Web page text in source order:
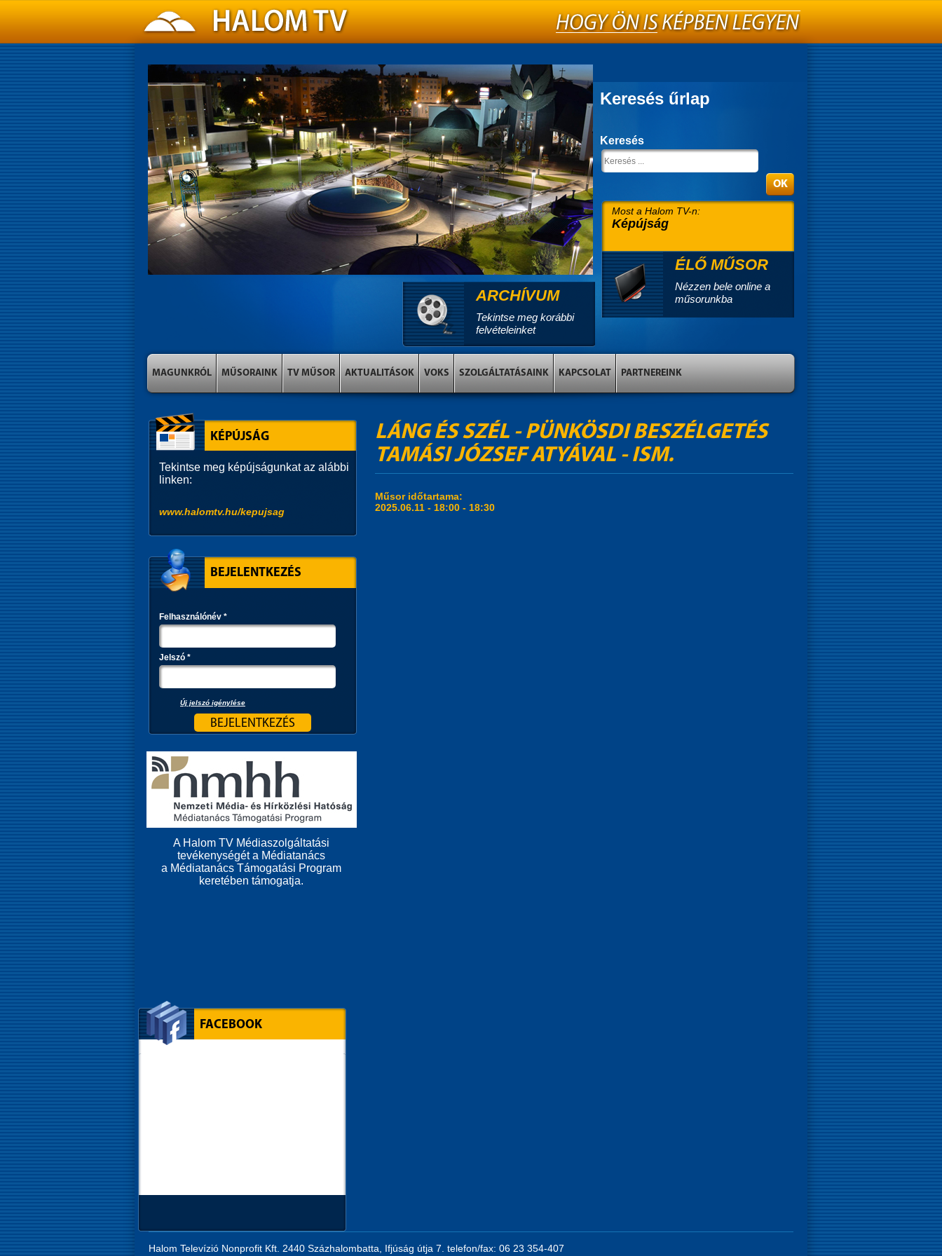
Keresés űrlap
Keresés
Most a Halom TV-n:
Képújság
ÉLŐ MŰSOR
Nézzen bele online a
műsorunkba
ARCHÍVUM
Tekintse meg korábbi
felvételeinket
MAGUNKRÓL MŰSORAINK TV MŰSOR AKTUALITÁSOK VOKS SZOLGÁLTATÁSAINK KAPCSOLAT PARTNEREINK
LÁNG ÉS SZÉL - PÜNKÖSDI BESZÉLGETÉS
TAMÁSI JÓZSEF ATYÁVAL - ISM.
Műsor időtartama:
2025.06.11 - 18:00 - 18:30
KÉPÚJSÁG
Tekintse meg képújságunkat az alábbi
linken:
www.halomtv.hu/kepujsag
BEJELENTKEZÉS
Felhasználónév *
Jelszó *
Új jelszó igénylése
A Halom TV Médiaszolgáltatási
tevékenységét a Médiatanács
a Médiatanács Támogatási Program
keretében támogatja.
FACEBOOK
Halom Televízió Nonprofit Kft. 2440 Százhalombatta, Ifjúság útja 7. telefon/fax: 06 23 354-407